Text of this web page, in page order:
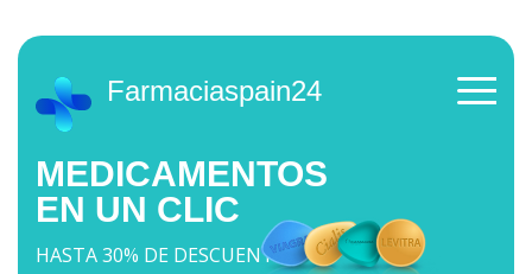
Farmaciaspain24
MEDICAMENTOS
EN UN CLIC
HASTA 30% DE DESCUENTO